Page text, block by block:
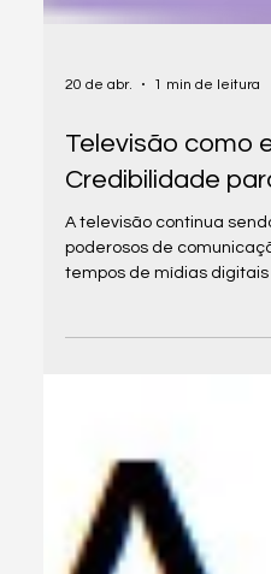
20 de abr. 1 min de leitura
Televisão como
Credibilidade